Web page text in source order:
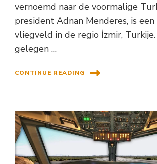
vernoemd naar de voormalige
president Adnan Menderes, is
vliegveld in de regio İzmir,
gelegen …
CONTINUE READING